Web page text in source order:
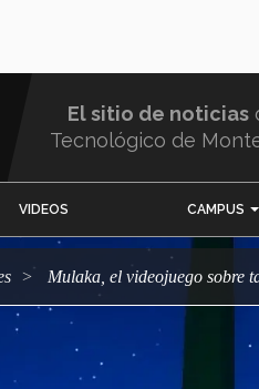
El sitio de noticias
Tecnológico de
VIDEOS CAMPUS
Mulaka, el videojuego